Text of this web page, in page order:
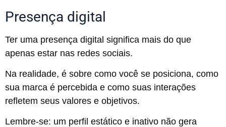
Presença digital
Ter uma presença digital significa mais do que
apenas estar nas redes sociais.
Na realidade, é sobre como você se posiciona, como
sua marca é percebida e como suas interações
refletem seus valores e objetivos.
Lembre-se: um perfil estático e inativo não gera